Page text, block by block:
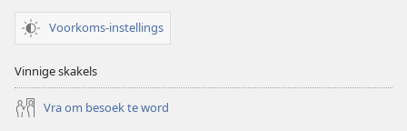
Voorkoms-instellings
Vinnige skakels
Vra om besoek te word